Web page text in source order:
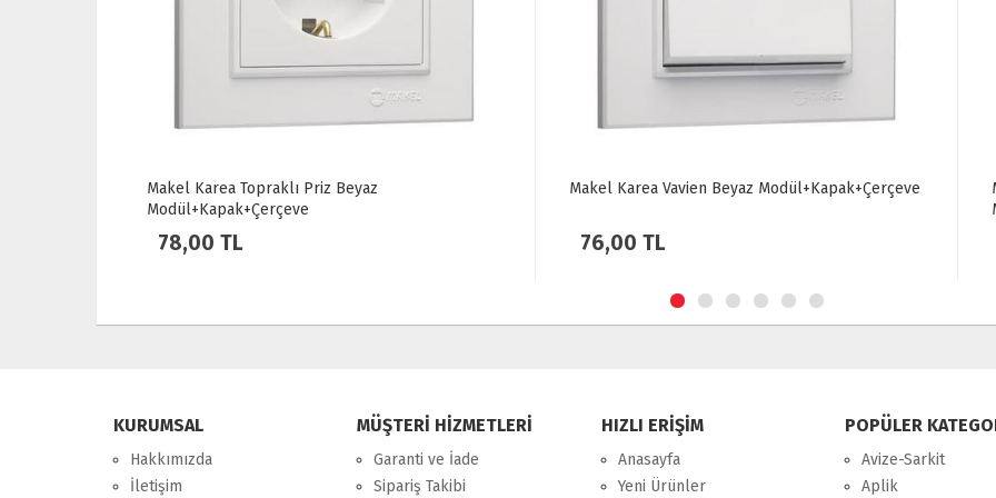
Makel Karea Vavien Beyaz Modül+Kapak+Çerçeve
76,00 TL
Makel Karea Komütatör Beyaz
82,00 TL
KURUMSAL
Hakkımızda
İletişim
MÜŞTERİ HİZMETLERİ
Garanti ve İade
Sipariş Takibi
HIZLI ERİŞİM
Anasayfa
Yeni Ürünler
POPÜLER
Avize-Sarkit
Aplik